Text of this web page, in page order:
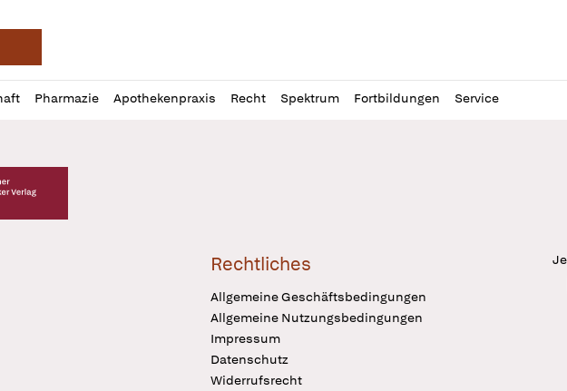
Pharmazie Apothekenpraxis Recht Spektrum Fortbildungen Service
Verlag Logo
Rechtliches
Allgemeine Geschäftsbedingungen
Allgemeine Nutzungsbedingungen
Impressum
Datenschutz
Widerrufsrecht